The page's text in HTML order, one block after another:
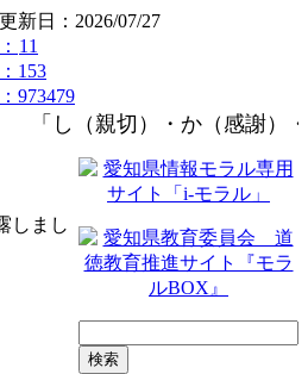
新日：2026/07/27
11
153
973479
「し（親切）・か（感謝）・
しまし